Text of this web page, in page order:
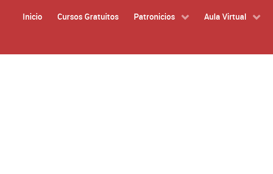
Inicio Cursos Gratuitos Patronicios Aula Virtual